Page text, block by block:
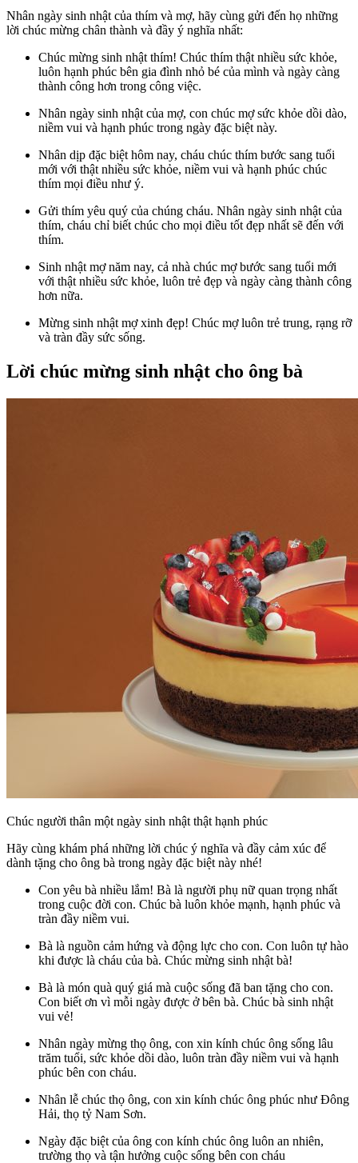
Nhân ngày sinh nhật của thím và mợ, hãy cùng gửi đến họ những
lời chúc mừng chân thành và đầy ý nghĩa nhất:
Chúc mừng sinh nhật thím! Chúc thím thật nhiều sức khỏe,
luôn hạnh phúc bên gia đình nhỏ bé của mình và ngày càng
thành công hơn trong công việc.
Nhân ngày sinh nhật của mợ, con chúc mợ sức khỏe dồi dào,
niềm vui và hạnh phúc trong ngày đặc biệt này.
Nhân dịp đặc biệt hôm nay, cháu chúc thím bước sang tuổi
mới với thật nhiều sức khỏe, niềm vui và hạnh phúc chúc
thím mọi điều như ý.
Gửi thím yêu quý của chúng cháu. Nhân ngày sinh nhật của
thím, cháu chỉ biết chúc cho mọi điều tốt đẹp nhất sẽ đến với
thím.
Sinh nhật mợ năm nay, cả nhà chúc mợ bước sang tuổi mới
với thật nhiều sức khỏe, luôn trẻ đẹp và ngày càng thành công
hơn nữa.
Mừng sinh nhật mợ xinh đẹp! Chúc mợ luôn trẻ trung, rạng rỡ
và tràn đầy sức sống.
Lời chúc mừng sinh nhật cho ông bà
Chúc người thân một ngày sinh nhật thật hạnh phúc
Hãy cùng khám phá những lời chúc ý nghĩa và đầy cảm xúc để
dành tặng cho ông bà trong ngày đặc biệt này nhé!
Con yêu bà nhiều lắm! Bà là người phụ nữ quan trọng nhất
trong cuộc đời con. Chúc bà luôn khỏe mạnh, hạnh phúc và
tràn đầy niềm vui.
Bà là nguồn cảm hứng và động lực cho con. Con luôn tự hào
khi được là cháu của bà. Chúc mừng sinh nhật bà!
Bà là món quà quý giá mà cuộc sống đã ban tặng cho con.
Con biết ơn vì mỗi ngày được ở bên bà. Chúc bà sinh nhật
vui vẻ!
Nhân ngày mừng thọ ông, con xin kính chúc ông sống lâu
trăm tuổi, sức khỏe dồi dào, luôn tràn đầy niềm vui và hạnh
phúc bên con cháu.
Nhân lễ chúc thọ ông, con xin kính chúc ông phúc như Đông
Hải, thọ tỷ Nam Sơn.
Ngày đặc biệt của ông con kính chúc ông luôn an nhiên,
trường thọ và tận hưởng cuộc sống bên con cháu